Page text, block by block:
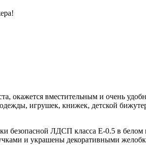
окажется вместительным и очень
игрушек, книжек, детской
безопасной ЛДСП класса E-0.5 в
и украшены декоративными